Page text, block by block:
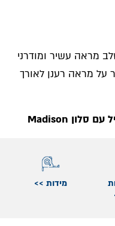
מראה עשיר ומודרני
על מראה רענן לאורך
עם סלון Madison
מידות >>